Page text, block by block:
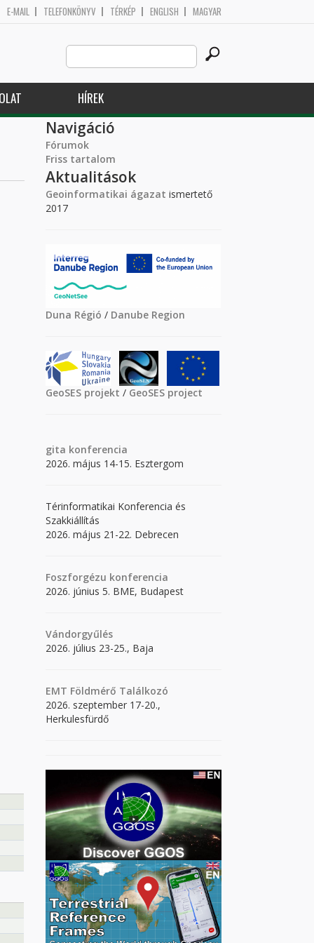
E-MAIL TELEFONKÖNYV TÉRKÉP ENGLISH MAGYAR
Search
this
site
HÍREK
Navigáció
Fórumok
Friss tartalom
Aktualitások
Geoinformatikai ágazat ismertető
2017
Duna Régió / Danube Region
GeoSES projekt / GeoSES project
gita konferencia
2026. május 14-15. Esztergom
Térinformatikai Konferencia és
Szakkiállítás
2026. május 21-22. Debrecen
Foszforgézu konferencia
2026. június 5. BME, Budapest
Vándorgyűlés
2026. július 23-25., Baja
EMT Földmérő Találkozó
2026. szeptember 17-20.,
Herkulesfürdő